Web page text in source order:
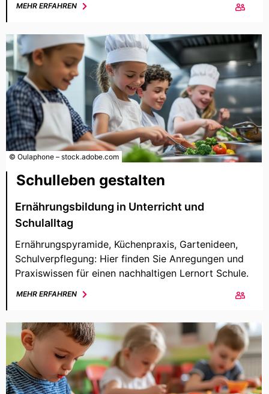
MEHR ERFAHREN
© Oulaphone – stock.adobe.com
Schulleben gestalten
Ernährungsbildung in Unterricht und
Schulalltag
Ernährungspyramide, Küchenpraxis, Gartenideen,
Schulverpflegung: Hier finden Sie Anregungen und
Praxiswissen für einen nachhaltigen Lernort Schule.
MEHR ERFAHREN